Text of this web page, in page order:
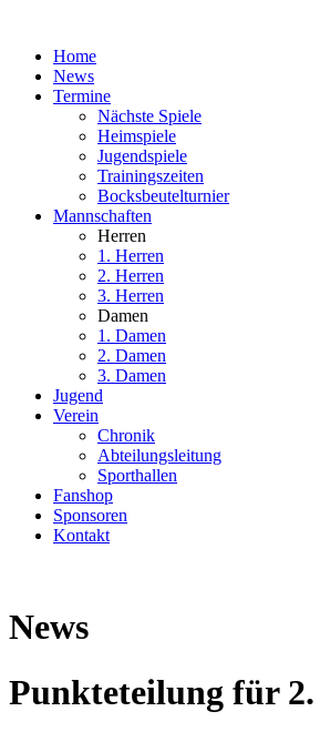
Home
News
Termine
Nächste Spiele
Heimspiele
Jugendspiele
Trainingszeiten
Bocksbeutelturnier
Mannschaften
Herren
1. Herren
2. Herren
3. Herren
Damen
1. Damen
2. Damen
3. Damen
Jugend
Verein
Chronik
Abteilungsleitung
Sporthallen
Fanshop
Sponsoren
Kontakt
News
Punkteteilung für